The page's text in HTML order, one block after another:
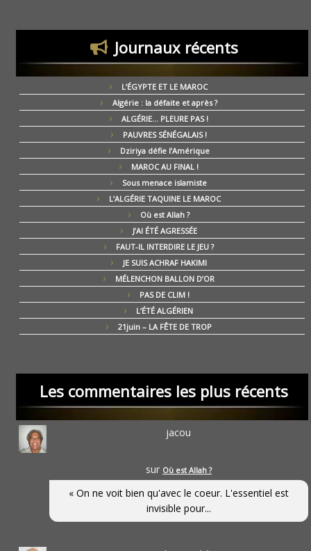
Journaux récents
L’ÉGYPTE ET LE MAROC
Algérie : la défaite et après ?
ALGÉRIE… PLEURE PAS !
PAUVRES SÉNÉGALAIS !
Dziriya défie l’Amérique
MAROC AU FINAL !
Sous menace islamiste
L’ALGÉRIE TAQUINE LE MAROC
Où est Allah ?
J’AI ÉTÉ AGRESSÉE
FAUT-IL INTERDIRE LE JEU ?
JE SUIS ACHRAF HAKIMI
MÉLENCHON BALLON D’OR
PAS DE CLIM !
L’ÉTÉ ALGÉRIEN
21juin – LA FÊTE DE TROP
Les commentaires les plus récents
jacou
sur Où est Allah ?
« On ne voit bien qu'avec le coeur. L'essentiel est
invisible pour...